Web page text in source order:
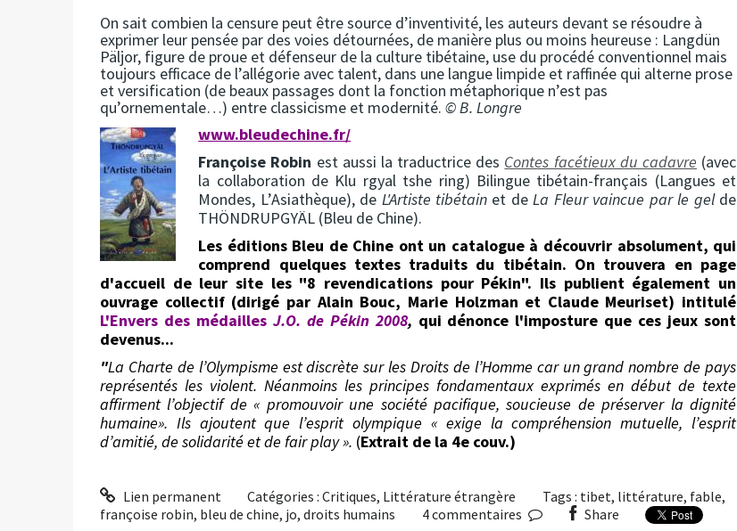
On sait combien la censure peut être source d’inventivité, les auteurs devant se résoudre à
exprimer leur pensée par des voies détournées, de manière plus ou moins heureuse : Langdün
Päljor, figure de proue et défenseur de la culture tibétaine, use du procédé conventionnel mais
toujours efficace de l’allégorie avec talent, dans une langue limpide et raffinée qui alterne prose
et versification (de beaux passages dont la fonction métaphorique n’est pas
qu’ornementale…) entre classicisme et modernité. © B. Longre
www.bleudechine.fr/
Françoise Robin est aussi la traductrice des Contes facétieux du cadavre (avec
la collaboration de Klu rgyal tshe ring) Bilingue tibétain-français (Langues et
Mondes, L’Asiathèque), de L'Artiste tibétain et de La Fleur vaincue par le gelde
THÖNDRUPGYÄL (Bleu de Chine).
Les éditions Bleu de Chine ont un catalogue à découvrir absolument, qui
comprend quelques textes traduits du tibétain. On trouvera en page
d'accueil de leur site les "8 revendications pour Pékin". Ils publient également un
ouvrage collectif (dirigé par Alain Bouc, Marie Holzman et Claude Meuriset) intitulé
L'Envers des médailles J.O. de Pékin 2008, qui dénonce l'imposture que ces jeux sont
devenus...
"La Charte de l’Olympisme est discrète sur les Droits de l’Homme car un grand nombre de pays
représentés les violent. Néanmoins les principes fondamentaux exprimés en début de texte
affirment l’objectif de « promouvoir une société pacifique, soucieuse de préserver la dignité
humaine». Ils ajoutent que l’esprit olympique « exige la compréhension mutuelle, l’esprit
d’amitié, de solidarité et de fair play ». (Extrait de la 4e couv.)
Lien permanent Catégories :Critiques, Littérature étrangère Tags : tibet, littérature, fable,
françoise robin, bleu de chine, jo, droits humains 4commentaires Share